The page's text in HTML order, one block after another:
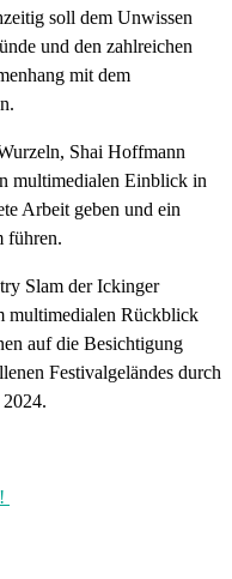
soll dem Unwissen
und den zahlreichen
mit dem
Shai Hoffmann
multimedialen Einblick in
Arbeit geben und ein
führen.
Slam der Ickinger
multimedialen Rückblick
auf die Besichtigung
Festivalgeländes durch